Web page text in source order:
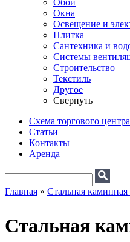
Обои
Окна
Освещение и
Плитка
Сантехника и
Системы
Строительство
Текстиль
Другое
Свернуть
Схема торгового центра
Статьи
Контакты
Аренда
Форма поиска
Поиск
Главная » Стальная каминная
Стальная